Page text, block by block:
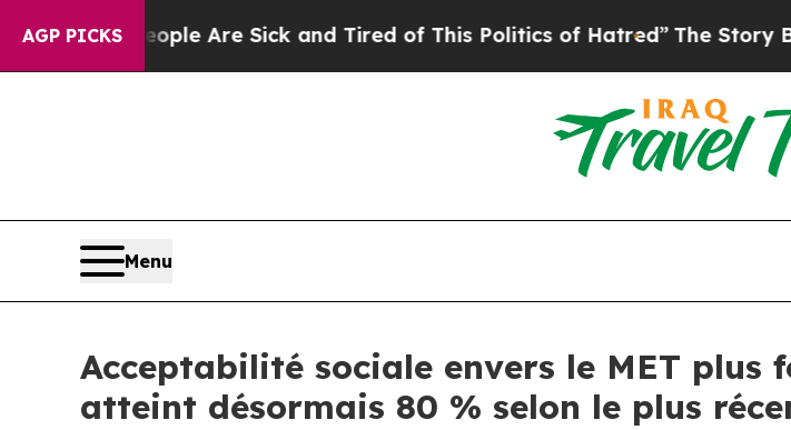
AGP PICKS
“People Are Sick and Tired of This Politics of Hatred”The Story Behind
Menu
Acceptabilité sociale envers le MET plus
atteint désormais 80 % selon le plus